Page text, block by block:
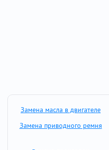
Замена масла в двигателе
Замена приводного ремня